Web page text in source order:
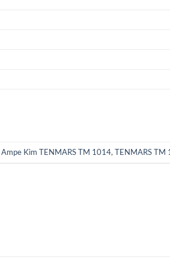
Ampe Kìm TENMARS TM 1014,TENMARS TM